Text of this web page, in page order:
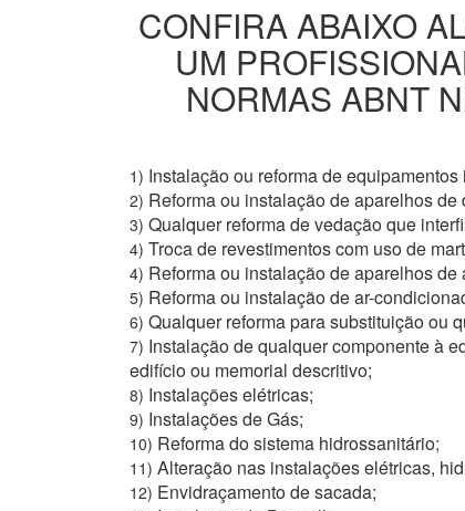
CONFIRA ABAIXO
UM
NORMAS ABNT
1) Instalação ou reforma de
2) Reforma ou instalação de aparelhos
3) Qualquer reforma de vedação que
4) Troca de revestimentos com uso de
4) Reforma ou instalação de aparelhos de
5) Reforma ou instalação de ar-
6) Qualquer reforma para substituição ou
7) Instalação de qualquer componente à
edifício ou memorial descritivo;
8) Instalações elétricas;
9) Instalações de Gás;
10) Reforma do sistema hidrossanitário;
11) Alteração nas instalações elétricas,
12) Envidraçamento de sacada;